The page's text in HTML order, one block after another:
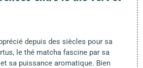
depuis des siècles pour sa
le thé matcha fascine par sa
sa puissance aromatique. Bien